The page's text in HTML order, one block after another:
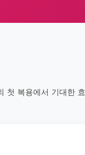
첫 복용에서 기대한 효